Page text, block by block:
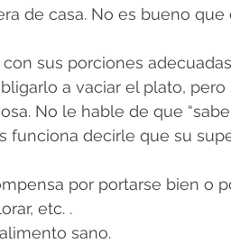
de casa. No es bueno que
sus porciones
a vaciar el plato,
No le hable de que
funciona decirle que su
por portarse bien o
etc. .
sano.